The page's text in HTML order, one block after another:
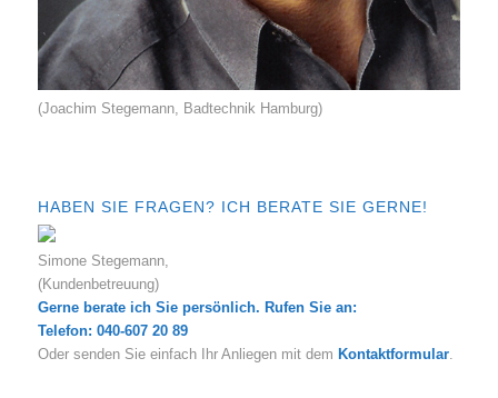
(Joachim Stegemann, Badtechnik Hamburg)
HABEN SIE FRAGEN? ICH BERATE SIE GERNE!
Simone Stegemann,
(Kundenbetreuung)
Gerne berate ich Sie persönlich. Rufen Sie an:
Telefon: 040-607 20 89
Oder senden Sie einfach Ihr Anliegen mit dem Kontaktformular.